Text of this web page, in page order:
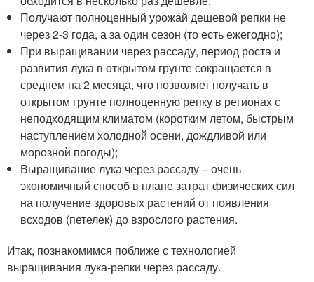
Получают полноценный урожай дешевой репки не
через 2-3 года, а за один сезон (то есть ежегодно);
При выращивании через рассаду, период роста и
развития лука в открытом грунте сокращается в
среднем на 2 месяца, что позволяет получать в
открытом грунте полноценную репку в регионах с
неподходящим климатом (коротким летом, быстрым
наступлением холодной осени, дождливой или
морозной погоды);
Выращивание лука через рассаду – очень
экономичный способ в плане затрат физических сил
на получение здоровых растений от появления
всходов (петелек) до взрослого растения.
Итак, познакомимся поближе с технологией
выращивания лука-репки через рассаду.